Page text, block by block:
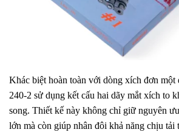
Khác biệt hoàn toàn với dòng xích đơn một
240-2 sử dụng kết cấu hai dãy mắt xích to
song. Thiết kế này không chỉ giữ nguyên
lớn mà còn giúp nhân đôi khả năng chịu tải